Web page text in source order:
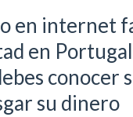
en internet
en
conocer
su dinero